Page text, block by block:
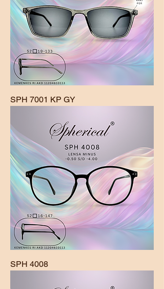
SPH 7001 KP GY
SPH 4008